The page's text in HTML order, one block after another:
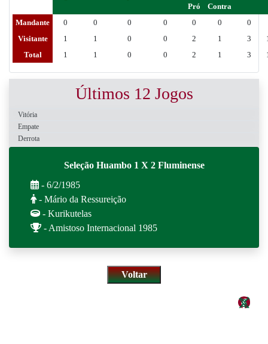
Pró
Contra
Mandante 0 0 0 0 0 0
0
Visitante
1 1 0 0 2 1 3
Total
1 1 0 0 2 1 3
Últimos 12 Jogos
Vitória
Empate
Derrota
Seleção Huambo 1 X 2 Fluminense
- 6/2/1985
- Mário da Ressureição
- Kurikutelas
- Amistoso Internacional 1985